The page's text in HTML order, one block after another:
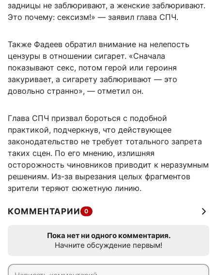
задницы не заблюривают, а женские заблюривают.
Это почему: сексизм!» — заявил глава СПЧ.
Также Фадеев обратил внимание на нелепость
цензуры в отношении сигарет. «Сначала
показывают секс, потом герой или героиня
закуривает, а сигарету заблюривают — это
довольно странно», — отметил он.
Глава СПЧ призвал бороться с подобной
практикой, подчеркнув, что действующее
законодательство не требует тотального запрета
таких сцен. По его мнению, излишняя
осторожность чиновников приводит к неразумным
решениям. Из-за вырезания целых фрагментов
зрители теряют сюжетную линию.
КОММЕНТАРИИ 0
Пока нет ни одного комментария.
Начните обсуждение первым!